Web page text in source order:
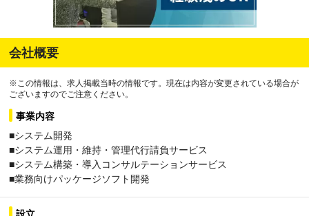
会社概要
※この情報は、求人掲載当時の情報です。現在は内容が変更されている場合が
ございますのでご注意ください。
事業内容
■システム開発
■システム運用・維持・管理代行請負サービス
■システム構築・導入コンサルテーションサービス
■業務向けパッケージソフト開発
設立